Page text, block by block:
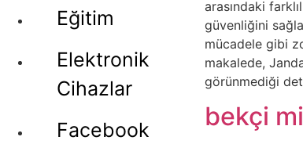
Eğitim
Elektronik
Cihazlar
Facebook
arasındaki
güvenliğini
mücadele gibi
makalede,
görünmediği
bekçi